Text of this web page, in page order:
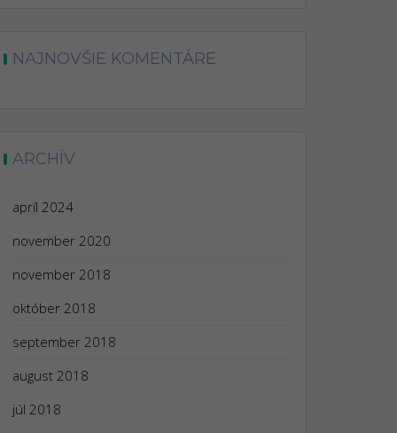
NAJNOVŠIE KOMENTÁRE
ARCHÍV
apríl 2024
november 2020
november 2018
október 2018
september 2018
august 2018
júl 2018